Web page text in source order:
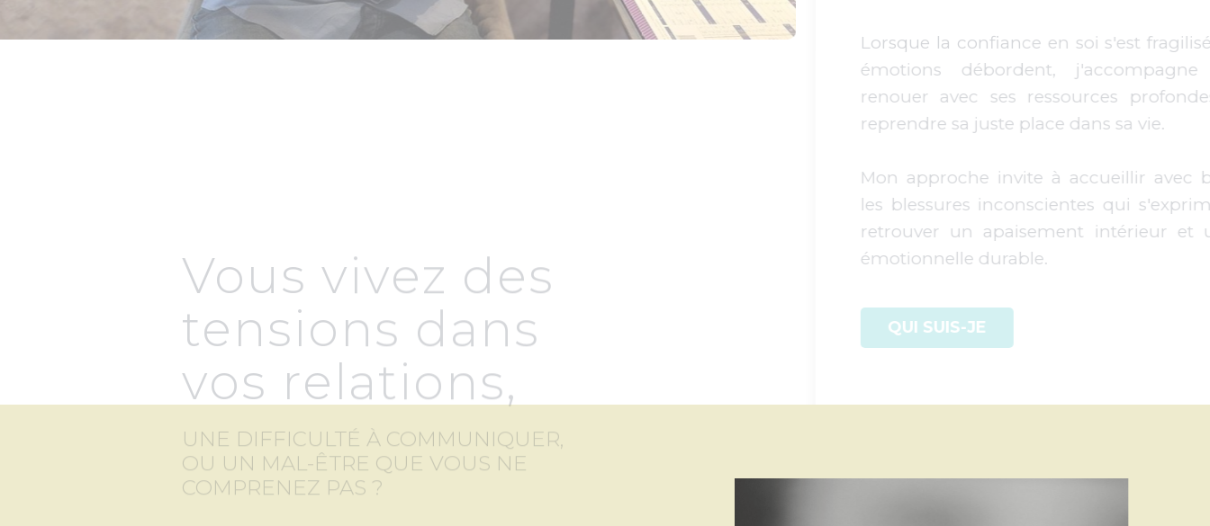
Lorsque la confiance en soi s'est fragilisée et que les
émotions débordent, j'accompagne chacun à
renouer avec ses ressources profondes et à oser
reprendre sa juste place dans sa vie.
Mon approche invite à accueillir avec bienveillance
les blessures inconscientes qui s'expriment, afin de
retrouver un apaisement intérieur et une stabilité
Vous vivez des